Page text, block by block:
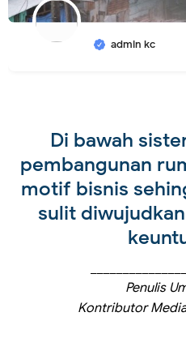
admin kc
Di bawah
pembangunan
motif bisnis
sulit
Penulis
Kontributor